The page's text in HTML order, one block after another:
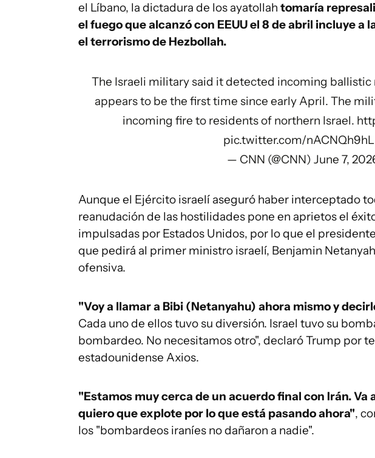
el Líbano, la dictadura de los ayatollah tomaría
el fuego que alcanzó con EEUU el 8 de abril incluye a
el terrorismo de Hezbollah.
The Israeli military said it detected incoming
appears to be the first time since early April. The
incoming fire to residents of northern Israel.
pic.twitter.com/
— CNN (@CNN)June 7,
Aunque el Ejército israelí aseguró haber interceptado
reanudación de las hostilidades pone en aprietos el
impulsadas por Estados Unidos, por lo que el
que pedirá al primer ministro israelí, Benjamin
ofensiva.
"Voy a llamar a Bibi (Netanyahu) ahora mismo y
Cada uno de ellos tuvo su diversión. Israel tuvo su
bombardeo. No necesitamos otro", declaró Trump por
estadounidense Axios.
"Estamos muy cerca de un acuerdo final con Irán. Va
quiero que explote por lo que está pasando ahora",
los "bombardeos iraníes no dañaron a nadie".